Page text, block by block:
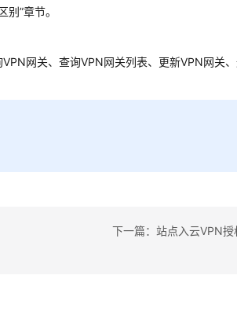
”章节。
网关、查询VPN网关列表、更新VPN网关
下一篇：站点入云VPN授